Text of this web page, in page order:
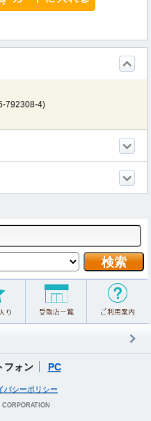
792308-4)
フォン PC
バシーポリシー